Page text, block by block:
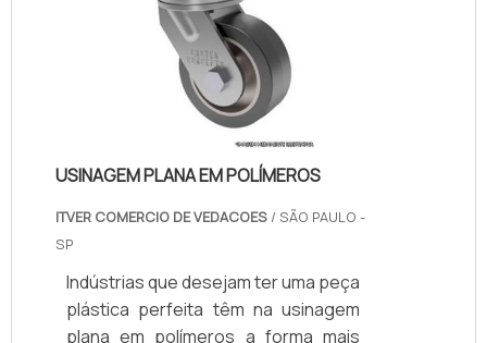
pois é somente a partir delas que é
possível garantir que todo o sistema
tenha movimento, visto que são
ligadas a um eixo, encaixando os
USINAGEM PLANA EM POLÍMEROS
ITVER COMERCIO DE VEDACOES / SÃO PAULO -
SP
Indústrias que desejam ter uma peça
plástica perfeita têm na usinagem
plana em polímeros a forma mais